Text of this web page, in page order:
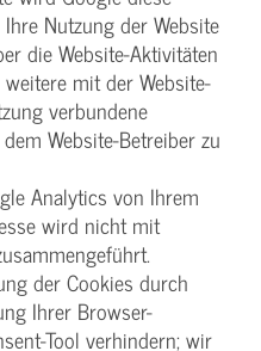
Nutzung der Website
die Website-Aktivitäten
mit der Website-
verbundene
Website-Betreiber zu
Analytics von Ihrem
wird nicht mit
der Cookies durch
Ihrer Browser-
Tool verhindern; wir